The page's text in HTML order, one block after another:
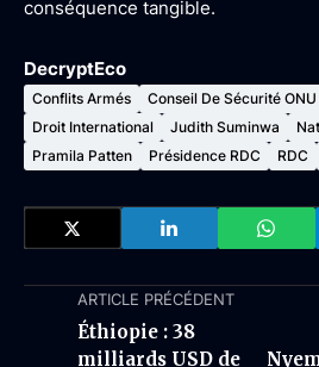
conséquence tangible.
DecryptEco
Conflits Armés Conseil De Sécurité ONU
Droit International
Judith Suminwa
Pramila Patten
Présidence RDC RDC
ARTICLE PRÉCÉDENT
Éthiopie : 38
milliards USD de